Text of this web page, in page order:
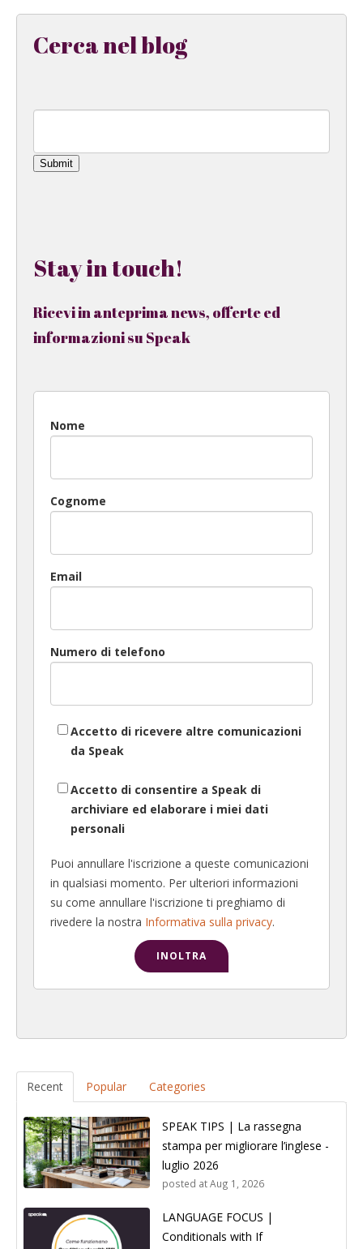
Cerca nel blog
Submit
Stay in touch!
Ricevi in anteprima news, offerte ed
informazioni su Speak
Nome
Cognome
Email
Numero di telefono
Accetto di ricevere altre comunicazioni
da Speak
Accetto di consentire a Speak di
archiviare ed elaborare i miei dati
personali
Puoi annullare l'iscrizione a queste comunicazioni
in qualsiasi momento. Per ulteriori informazioni
su come annullare l'iscrizione ti preghiamo di
rivedere la nostra Informativa sulla privacy.
Recent Popular Categories
SPEAK TIPS | La rassegna
stampa per migliorare l’inglese -
luglio 2026
posted atAug 1, 2026
LANGUAGE FOCUS |
Conditionals with If